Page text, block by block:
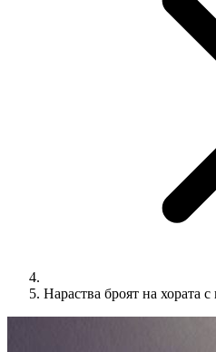
Нараства броят на хората